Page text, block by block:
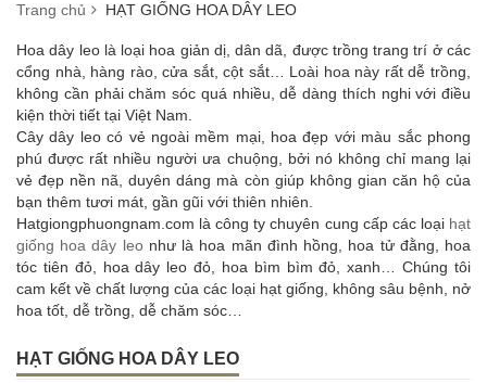
Trang chủ HẠT GIỐNG HOA DÂY LEO
Hoa dây leo là loại hoa giản dị, dân dã, được trồng trang trí ở các
cổng nhà, hàng rào, cửa sắt, cột sắt… Loài hoa này rất dễ trồng,
không cần phải chăm sóc quá nhiều, dễ dàng thích nghi với điều
kiện thời tiết tại Việt Nam.
Cây dây leo có vẻ ngoài mềm mại, hoa đẹp với màu sắc phong
phú được rất nhiều người ưa chuộng, bởi nó không chỉ mang lại
vẻ đẹp nền nã, duyên dáng mà còn giúp không gian căn hộ của
bạn thêm tươi mát, gần gũi với thiên nhiên.
Hatgiongphuongnam.com là công ty chuyên cung cấp các loại hạt
giống hoa dây leonhư là hoa mãn đình hồng, hoa tử đằng, hoa
tóc tiên đỏ, hoa dây leo đỏ, hoa bìm bìm đỏ, xanh… Chúng tôi
cam kết về chất lượng của các loại hạt giống, không sâu bệnh, nở
hoa tốt, dễ trồng, dễ chăm sóc…
HẠT GIỐNG HOA DÂY LEO